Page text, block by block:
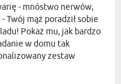
- mnóstwo nerwów,
Twój mąż poradził sobie
Pokaż mu, jak bardzo
w domu tak
zestaw